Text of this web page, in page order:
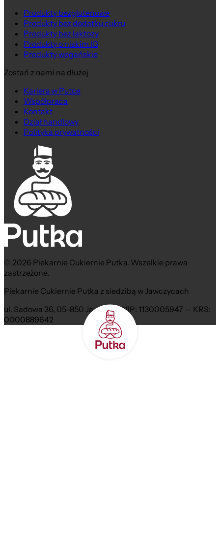
Produkty bezglutenowe
Produkty bez dodatku cukru
Produkty bez laktozy
Produkty o niskim IG
Produkty wegańskie
Zostań z nami na dłużej
Kariera w Putce
Współpraca
Kontakt
Dział handlowy
Polityka prywatności
© 2026 Piekarnie Cukiernie Putka. Wszelkie prawa
zastrzeżone.
Piekarnie Cukiernie Putka z siedzibą w Jawczycach
ul. Sadowa 36, 05-850 Jawczyce NIP: 1130005947 — KRS:
0000889642